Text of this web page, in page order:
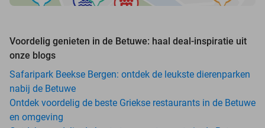
Voordelig genieten in de Betuwe: haal deal-inspiratie uit
onze blogs
Safaripark Beekse Bergen: ontdek de leukste dierenparken
nabij de Betuwe
Ontdek voordelig de beste Griekse restaurants in de Betuwe
en omgeving